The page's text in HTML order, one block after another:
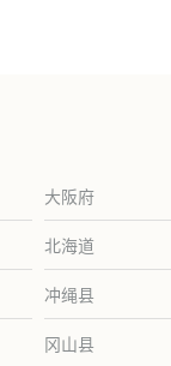
大阪府
北海道
冲绳县
冈山县